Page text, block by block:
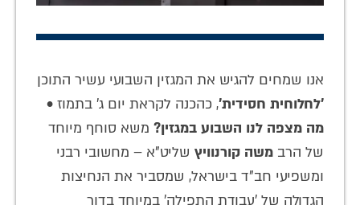
אנו שמחים להגיש את המגזין השבועי עשיר התוכן
'לחלוחית חסידית', כהכנה לקראת יום ג' בתמוז •
מה מצפה לנו השבוע במגזין? משא סוחף מיוחד
של הרב משה קורנוויץ שליט"א – מחשובי רבני
ומשפיעי חב"ד בישראל, שמסביר את הנחיצות
הגדולה של 'עבודת התפילה' במיוחד בדור